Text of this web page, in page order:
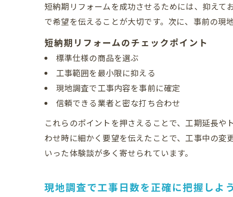
短納期リフォームを成功させるためには、抑えて
で希望を伝えることが大切です。次に、事前の現
短納期リフォームのチェックポイント
標準仕様の商品を選ぶ
工事範囲を最小限に抑える
現地調査で工事内容を事前に確定
信頼できる業者と密な打ち合わせ
これらのポイントを押さえることで、工期延長
わせ時に細かく要望を伝えたことで、工事中の
いった体験談が多く寄せられています。
現地調査で工事日数を正確に把握しよう